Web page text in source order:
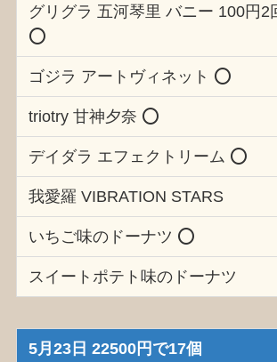
グリグラ 五河琴里 バニー 100円2
⭕️
ゴジラ アートヴィネット ⭕️
triotry 甘神夕奈 ⭕️
デイダラ エフェクトリーム ⭕️
我愛羅 VIBRATION STARS
いちご味のドーナツ ⭕️
スイートポテト味のドーナツ
5月23日 22500円で17個